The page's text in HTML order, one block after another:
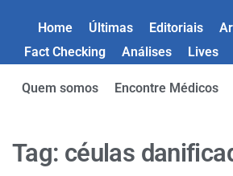
Home Últimas Editoriais
Fact Checking
Análises Lives
Quem somos Encontre Médicos
Tag: céulas